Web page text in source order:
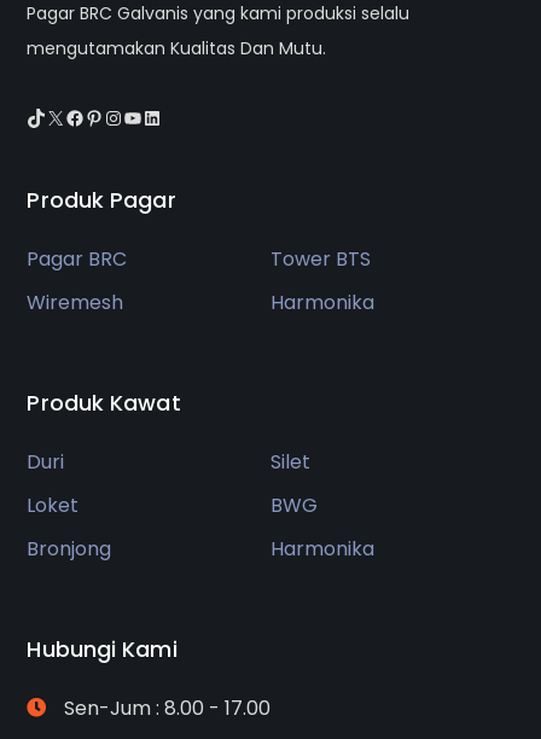
Pagar BRC Galvanis yang kami produksi selalu
mengutamakan Kualitas Dan Mutu.
TikTok
X Facebook
Pinterest
Instagram
YouTube
LinkedIn
Produk Pagar
Pagar BRC
Tower BTS
Wiremesh
Harmonika
Produk Kawat
Duri
Silet
Loket
BWG
Bronjong
Harmonika
Hubungi Kami
Sen-Jum : 8.00 - 17.00